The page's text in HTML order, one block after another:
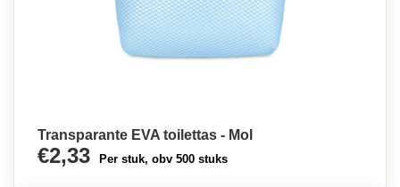
Transparante EVA toilettas - Mol
€2,33 Per stuk, obv 500 stuks